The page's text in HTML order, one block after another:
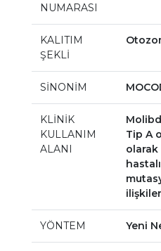
NUMARASI
KALITIM
ŞEKLİ
SİNONİM
KLİNİK
KULLANIM
ALANI
Tip A
olarak
YÖNTEM Yeni